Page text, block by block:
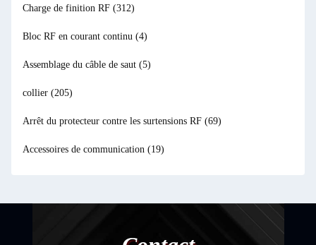
Charge de finition RF (312)
Bloc RF en courant continu (4)
Assemblage du câble de saut (5)
collier (205)
Arrêt du protecteur contre les surtensions RF (69)
Accessoires de communication (19)